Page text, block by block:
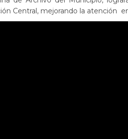
Central, mejorando la atención